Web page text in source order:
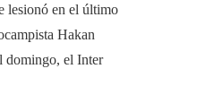
lesionó en el último
Hakan
domingo, el Inter